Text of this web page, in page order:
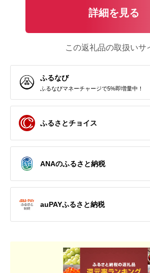
詳細を見る
この返礼品の取扱いサ
ふるなび
ふるなびマネーチャージで5%即増量中！
ふるさとチョイス
ANAのふるさと納税
auPAYふるさと納税